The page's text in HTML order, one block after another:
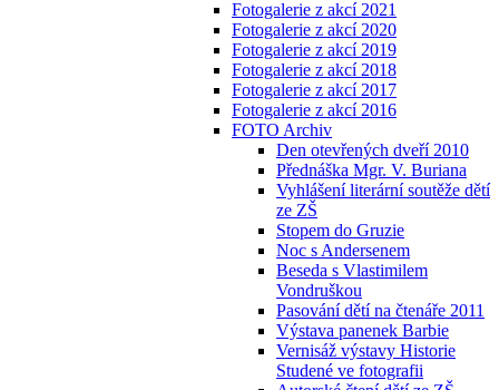
Fotogalerie z akcí 2021
Fotogalerie z akcí 2020
Fotogalerie z akcí 2019
Fotogalerie z akcí 2018
Fotogalerie z akcí 2017
Fotogalerie z akcí 2016
FOTO Archiv
Den otevřených dveří 2010
Přednáška Mgr. V. Buriana
Vyhlášení literární soutěže dětí
ze ZŠ
Stopem do Gruzie
Noc s Andersenem
Beseda s Vlastimilem
Vondruškou
Pasování dětí na čtenáře 2011
Výstava panenek Barbie
Vernisáž výstavy Historie
Studené ve fotografii